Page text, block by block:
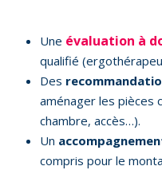
Une évaluation à
qualifié
Des
aménager les pièces
chambre, accès…).
Un
compris pour le